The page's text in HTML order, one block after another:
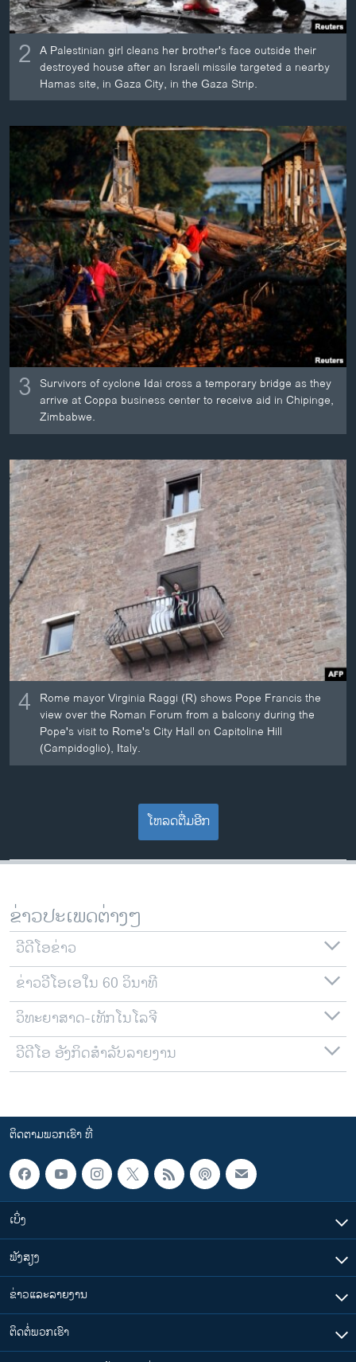
2 A Palestinian girl cleans her brother's face outside their
destroyed house after an Israeli missile targeted a nearby
Hamas site, in Gaza City, in the Gaza Strip.
3 Survivors of cyclone Idai cross a temporary bridge as they
arrive at Coppa business center to receive aid in Chipinge,
Zimbabwe.
4 Rome mayor Virginia Raggi (R) shows Pope Francis the
view over the Roman Forum from a balcony during the
Pope's visit to Rome's City Hall on Capitoline Hill
(Campidoglio), Italy.
ໂຫລດຕື່ມອີກ
ຂ່າວປະເພດຕ່າງໆ
ວີດີໂອຂ່າວ
ຂ່າວວີໂອເອໃນ 60 ວິນາທີ
ວິທະຍາສາດ-ເທັກໂນໂລຈີ
ວີດີໂອ ອັງກິດສຳລັບລາຍງານ
ຕິດຕາມພວກເຮົາ ທີ່
ເບິ່ງ
ຟັງສຽງ
ຂ່າວແລະລາຍງານ
ຕິດຕໍ່ພວກເຮົາ